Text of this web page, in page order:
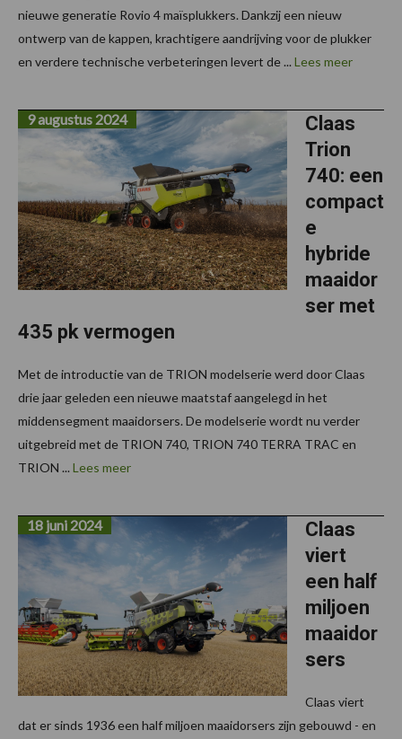
nieuwe generatie Rovio 4 maïsplukkers. Dankzij een nieuw
ontwerp van de kappen, krachtigere aandrijving voor de plukker
en verdere technische verbeteringen levert de ... Lees meer
Claas
Trion
740: een
compact
e
hybride
maaidor
ser met
435 pk vermogen
9 augustus 2024
Met de introductie van de TRION modelserie werd door Claas
drie jaar geleden een nieuwe maatstaf aangelegd in het
middensegment maaidorsers. De modelserie wordt nu verder
uitgebreid met de TRION 740, TRION 740 TERRA TRAC en
TRION ... Lees meer
Claas
viert
een half
miljoen
maaidor
sers
18 juni 2024
Claas viert
dat er sinds 1936 een half miljoen maaidorsers zijn gebouwd - en